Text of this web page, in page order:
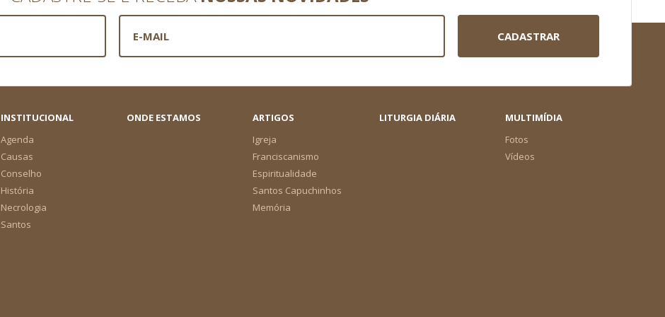
CADASTRAR
INSTITUCIONAL
Agenda
Causas
Conselho
História
Necrologia
Santos
ONDE ESTAMOS
ARTIGOS
Igreja
Franciscanismo
Espiritualidade
Santos Capuchinhos
Memória
LITURGIA DIÁRIA
MULTIMÍDIA
Fotos
Vídeos